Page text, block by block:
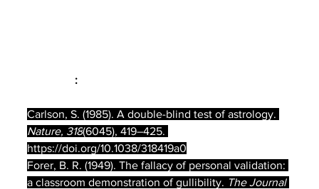
:
Carlson, S. (1985). A double-blind test of astrology.
Nature, 318(6045), 419–425.
https://doi.org/10.1038/318419a0
Forer, B. R. (1949). The fallacy of personal validation:
a classroom demonstration of gullibility. The Journal